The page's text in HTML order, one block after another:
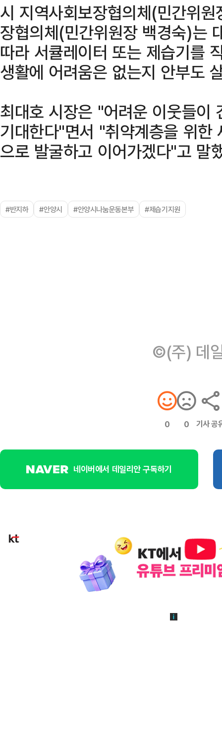
시 지역사회보장협의체(민간위
장협의체(민간위원장 백경숙)는
따라 서큘레이터 또는 제습기를
생활에 어려움은 없는지 안부도
최대호 시장은 "어려운 이웃들이
기대한다"면서 "취약계층을 위한
으로 발굴하고 이어가겠다"고 말
#반지하 #안양시 #안양시나눔운동본부 #제습기지원
©(주) 데
0 0 기사 공
네이버에서 데일리안 구독하기